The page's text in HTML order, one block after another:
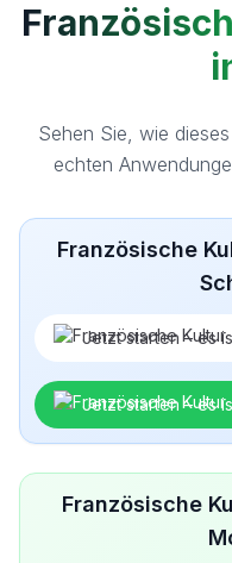
Sehen Sie, wie
echten
Französische
Jetzt starten – es
Jetzt starten – es
Französische